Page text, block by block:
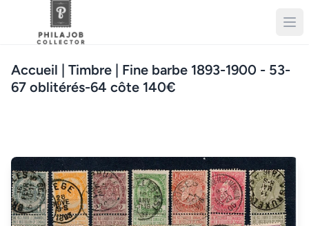
Accueil | Timbre | Fine barbe 1893-1900 - 53-
67 oblitérés-64 côte 140€